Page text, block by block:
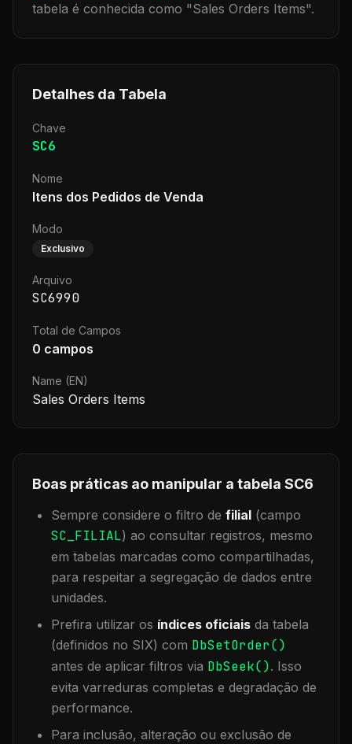
tabela é conhecida como "Sales Orders Items".
Detalhes da Tabela
Chave
SC6
Nome
Itens dos Pedidos de Venda
Modo
Exclusivo
Arquivo
SC6990
Total de Campos
0 campos
Name (EN)
Sales Orders Items
Boas práticas ao manipular a tabela SC6
Sempre considere o filtro de filial (campo
SC_FILIAL) ao consultar registros, mesmo
em tabelas marcadas como compartilhadas,
para respeitar a segregação de dados entre
unidades.
Prefira utilizar os índices oficiais da tabela
(definidos no SIX) com DbSetOrder()
antes de aplicar filtros via DbSeek(). Isso
evita varreduras completas e degradação de
performance.
Para inclusão, alteração ou exclusão de